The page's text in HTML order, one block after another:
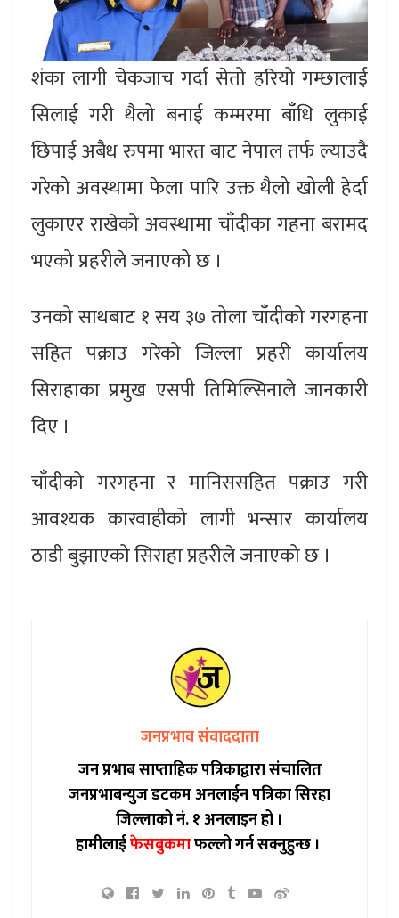
शंका लागी चेकजाच गर्दा सेतो हरियो गम्छालाई
सिलाई गरी थैलो बनाई कम्मरमा बाँधि लुकाई
छिपाई अबैध रुपमा भारत बाट नेपाल तर्फ ल्याउदै
गरेको अवस्थामा फेला पारि उक्त थैलो खोली हेर्दा
लुकाएर राखेको अवस्थामा चाँदीका गहना बरामद
भएको प्रहरीले जनाएको छ ।
उनको साथबाट १ सय ३७ तोला चाँदीको गरगहना
सहित पक्राउ गरेको जिल्ला प्रहरी कार्यालय
सिराहाका प्रमुख एसपी तिमिल्सिनाले जानकारी
दिए ।
चाँदीको गरगहना र मानिससहित पक्राउ गरी
आवश्यक कारवाहीको लागी भन्सार कार्यालय
ठाडी बुझाएको सिराहा प्रहरीले जनाएको छ ।
जनप्रभाव संवाददाता
जन प्रभाब साप्ताहिक पत्रिकाद्वारा संचालित
जनप्रभाबन्युज डटकम अनलाईन पत्रिका सिरहा
जिल्लाको नं. १ अनलाइन हो ।
हामीलाईफेसबुकमाफल्लो गर्न सक्नुहुन्छ ।